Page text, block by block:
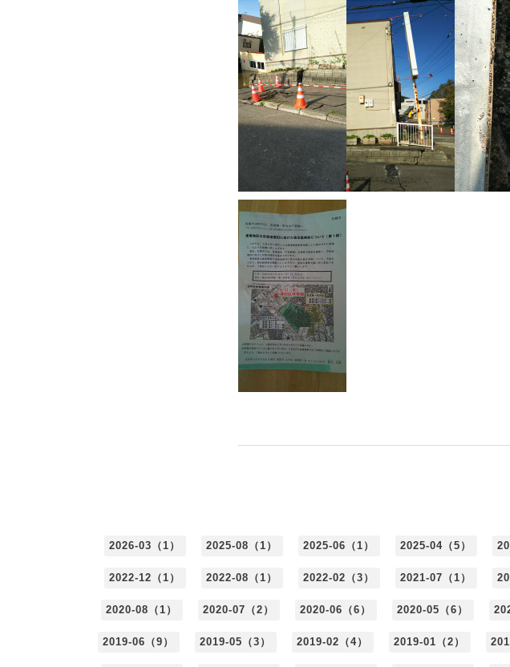
2026-03（1） 2025-08（1） 2025-06（1） 2025-04（5）
2022-12（1） 2022-08（1） 2022-02（3） 2021-07（1）
2020-08（1） 2020-07（2） 2020-06（6） 2020-05（6）
2019-06（9） 2019-05（3） 2019-02（4） 2019-01（2）